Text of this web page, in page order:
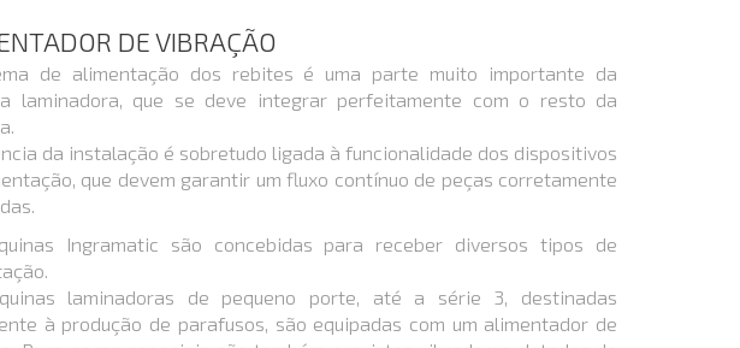
DE VIBRAÇÃO
de alimentação dos rebites é uma parte muito importante da
laminadora, que se deve integrar perfeitamente com o resto da
da instalação é sobretudo ligada à funcionalidade dos dispositivos
que devem garantir um fluxo contínuo de peças corretamente
Ingramatic são concebidas para receber diversos tipos de
laminadoras de pequeno porte, até a série 3, destinadas
à produção de parafusos, são equipadas com um alimentador de